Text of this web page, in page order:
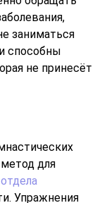
и не требуют
и
с
необходимо